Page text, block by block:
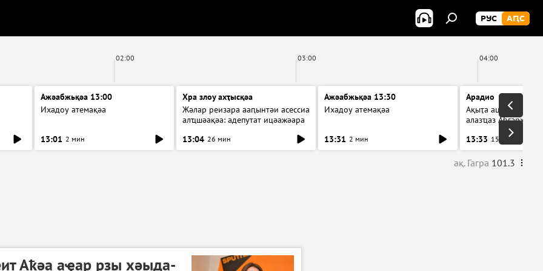
РУС АԤС
02:00 03:00 04:00
Ажәабжьқәа 13:00
Ихадоу атемақәа
13:01 2 мин
Хра злоу ахҭысқәа
Жәлар реизара ааԥынтәи асессиа
алҵшәақәа: адепутат ицәажәара
13:04 26 мин
Ажәабжьқәа 13:30
Ихадоу атемақәа
13:31 2 мин
Арадио
Ақыҭа ацхрааразы
алазҵаз Абӷархықә
13:33 15 мин
ақ. Гагра 101.3
Аҟәа аҿар рзы хәыда-